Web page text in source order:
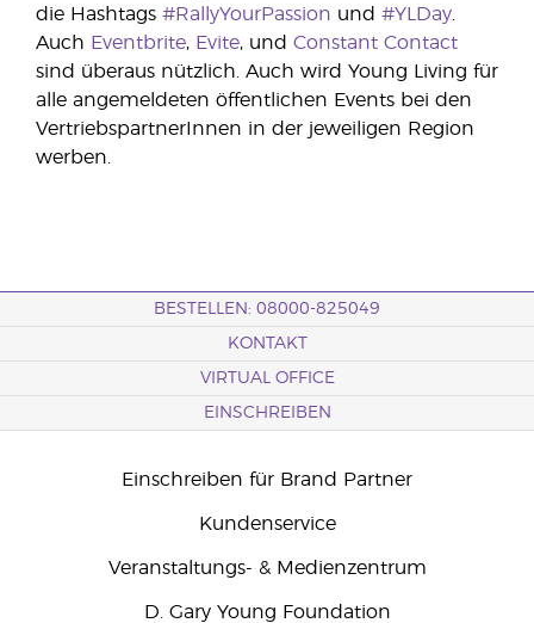
die Hashtags #RallyYourPassion und #YLDay
Auch Eventbrite, Evite, und Constant Contact
sind überaus nützlich. Auch wird Young Living für
alle angemeldeten öffentlichen Events bei den
VertriebspartnerInnen in der jeweiligen Region
werben.
BESTELLEN: 08000-825049
KONTAKT
VIRTUAL OFFICE
EINSCHREIBEN
Einschreiben für Brand Partner
Kundenservice
Veranstaltungs- & Medienzentrum
D. Gary Young Foundation